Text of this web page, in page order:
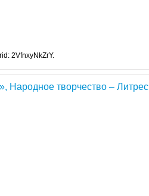
2VfnxyNkZrY.
», Народное творчество – Литрес